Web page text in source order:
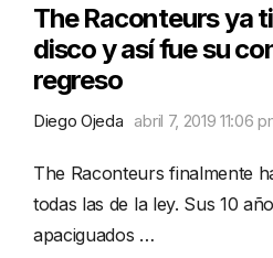
The Raconteurs ya
disco y así fue su
regreso
Diego Ojeda abril 7, 2019 11:06
The Raconteurs finalmente
todas las de la ley. Sus 10
apaciguados …